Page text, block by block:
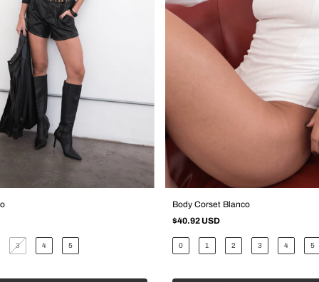
3 4 5
Body Corset Blanco
$40.92 USD
0 1 2 3 4 5